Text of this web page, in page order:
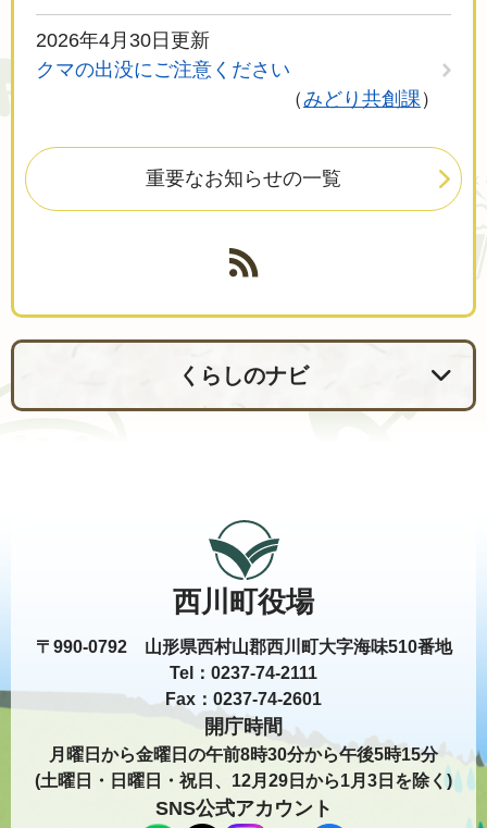
2026年4月30日更新
クマの出没にご注意ください
みどり共創課
重要なお知らせの一覧
くらしのナビ
西川町役場
〒990-0792 山形県西村山郡西川町大字海味510番地
Tel：0237-74-2111
Fax：0237-74-2601
開庁時間
月曜日から金曜日の午前8時30分から午後5時15分
(土曜日・日曜日・祝日、12月29日から1月3日を除く)
SNS公式アカウント